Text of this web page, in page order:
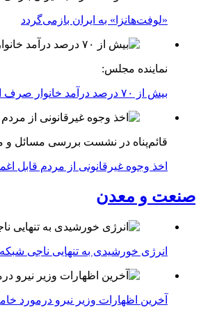
«لوفت‌هانزا» به ایران بازمی‌گردد
نماینده مجلس:
بیش از ۷۰ درصد درآمد خانوار صرف اجاره خانه می‌شود
قائم‌پناه در نشست بررسی مسائل
اخذ وجوه غیرقانونی از مردم قابل
صنعت و معدن
انرژی خورشیدی به تنهایی ناجی
آخرین اظهارات وزیر نیرو درمورد خاموشی‌ها/معافیت ۴ استان